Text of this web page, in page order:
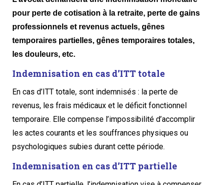
pour perte de cotisation à la retraite, perte de gains
professionnels et revenus actuels, gênes
temporaires partielles, gênes temporaires totales,
les douleurs, etc.
Indemnisation en cas d’ITT totale
En cas d’ITT totale, sont indemnisés : la perte de
revenus, les frais médicaux et le déficit fonctionnel
temporaire. Elle compense l’impossibilité d’accomplir
les actes courants et les souffrances physiques ou
psychologiques subies durant cette période.
Indemnisation en cas d’ITT partielle